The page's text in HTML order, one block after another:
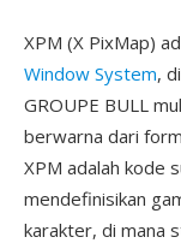
XPM (X PixMap)
Window System,
GROUPE BULL
berwarna dari
XPM adalah kode
mendefinisikan
karakter, di mana